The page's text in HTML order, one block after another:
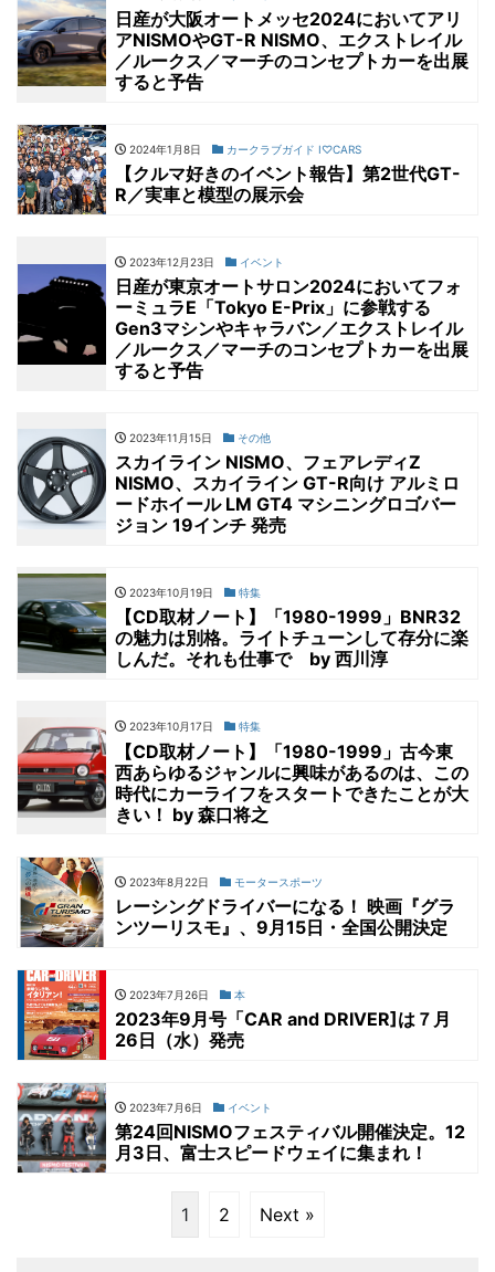
日産が大阪オートメッセ2024においてアリ
アNISMOやGT-R NISMO、エクストレイル
／ルークス／マーチのコンセプトカーを出展
すると予告
2024年1月8日 カークラブガイド I♡CARS
【クルマ好きのイベント報告】第2世代GT-
R／実車と模型の展示会
2023年12月23日 イベント
日産が東京オートサロン2024においてフォ
ーミュラE「Tokyo E-Prix」に参戦する
Gen3マシンやキャラバン／エクストレイル
／ルークス／マーチのコンセプトカーを出展
すると予告
2023年11月15日 その他
スカイライン NISMO、フェアレディZ
NISMO、スカイライン GT-R向け アルミロ
ードホイール LM GT4 マシニングロゴバー
ジョン 19インチ 発売
2023年10月19日 特集
【CD取材ノート】「1980-1999」BNR32
の魅力は別格。ライトチューンして存分に楽
しんだ。それも仕事で by 西川淳
2023年10月17日 特集
【CD取材ノート】「1980-1999」古今東
西あらゆるジャンルに興味があるのは、この
時代にカーライフをスタートできたことが大
きい！ by 森口将之
2023年8月22日 モータースポーツ
レーシングドライバーになる！ 映画『グラ
ンツーリスモ』、9月15日・全国公開決定
2023年7月26日 本
2023年9月号「CAR and DRIVER]は７月
26日（水）発売
2023年7月6日 イベント
第24回NISMOフェスティバル開催決定。12
月3日、富士スピードウェイに集まれ！
1 2 Next »